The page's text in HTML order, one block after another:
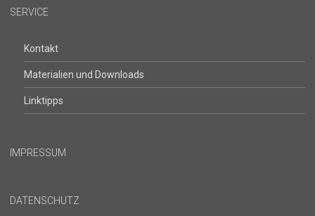
SERVICE
Kontakt
Materialien und Downloads
Linktipps
IMPRESSUM
DATENSCHUTZ